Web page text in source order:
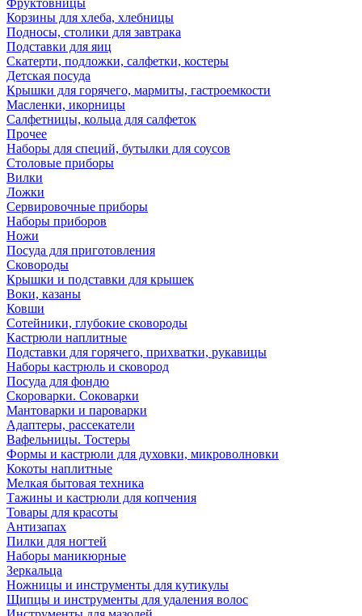
Фруктовницы
Корзины для хлеба, хлебницы
Подносы, столики для завтрака
Подставки для яиц
Скатерти, подложки, салфетки, костеры
Детская посуда
Крышки для горячего, мармиты, гастроемкости
Масленки, икорницы
Салфетницы, кольца для салфеток
Прочее
Наборы для специй, бутылки для соусов
Столовые приборы
Вилки
Ложки
Сервировочные приборы
Наборы приборов
Ножи
Посуда для приготовления
Сковороды
Крышки и подставки для крышек
Воки, казаны
Ковши
Сотейники, глубокие сковороды
Кастрюли наплитные
Подставки для горячего, прихватки, рукавицы
Наборы кастрюль и сковород
Посуда для фондю
Скороварки. Соковарки
Мантоварки и пароварки
Адаптеры, рассекатели
Вафельницы. Тостеры
Формы и кастрюли для духовки, микроволновки
Кокоты наплитные
Мелкая бытовая техника
Тажины и кастрюли для копчения
Товары для красоты
Антизапах
Пилки для ногтей
Наборы маникюрные
Зеркальца
Ножницы и инструменты для кутикулы
Щипцы и инструменты для удаления волос